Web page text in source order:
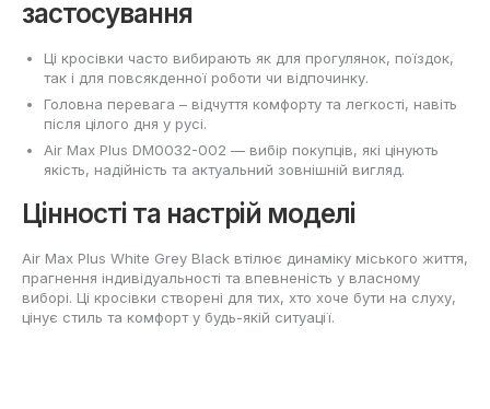
застосування
Ці кросівки часто вибирають як для прогулянок, поїздок,
так і для повсякденної роботи чи відпочинку.
Головна перевага – відчуття комфорту та легкості, навіть
після цілого дня у русі.
Air Max Plus DM0032-002 — вибір покупців, які цінують
якість, надійність та актуальний зовнішній вигляд.
Цінності та настрій моделі
Air Max Plus White Grey Black втілює динаміку міського життя,
прагнення індивідуальності та впевненість у власному
виборі. Ці кросівки створені для тих, хто хоче бути на слуху,
цінує стиль та комфорт у будь-якій ситуації.